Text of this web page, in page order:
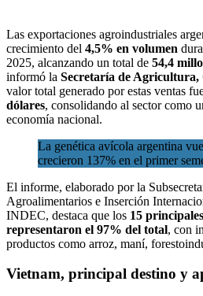
Las exportaciones agroindustriales
crecimiento del 4,5% en volumen
2025, alcanzando un total de 54,4
informó la Secretaría de Agricultura,
valor total generado por estas ventas
dólares, consolidando al sector como
economía nacional.
La genética avícola argentina
crecieron 137% en el primer
El informe, elaborado por la
Agroalimentarios e Inserción
INDEC, destaca que los 15
representaron el 97% del total, con
productos como arroz, maní,
Vietnam, principal destino y